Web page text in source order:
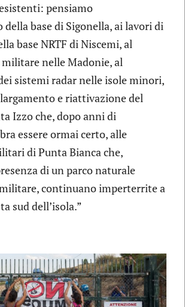
pensiamo
della base di Sigonella, ai lavori di
base NRTF di Niscemi, al
nelle Madonie, al
sistemi radar nelle isole minori,
e riattivazione del
Izzo che, dopo anni di
essere ormai certo, alle
di Punta Bianca che,
di un parco naturale
continuano imperterrite a
sud dell’isola.”